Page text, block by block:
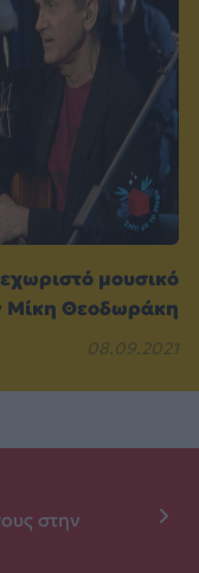
μουσικό
Μίκη Θεοδωράκη
08.09.2021
στην